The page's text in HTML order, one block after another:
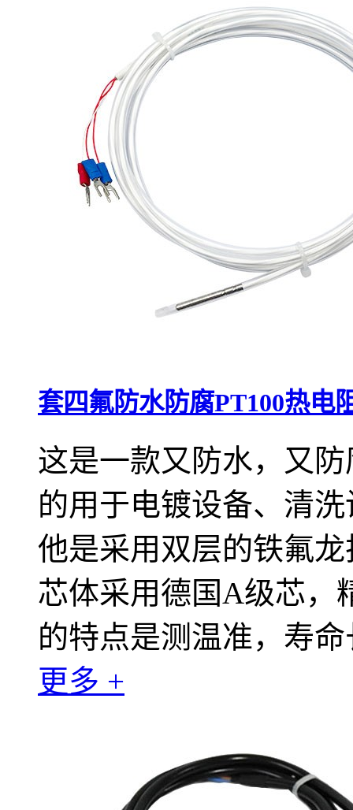
套四氟防水防腐PT100热电
这是一款又防水，又防
的用于电镀设备、清
他是采用双层的铁氟
芯体采用德国A级芯，
的特点是测温准，寿
更多 +